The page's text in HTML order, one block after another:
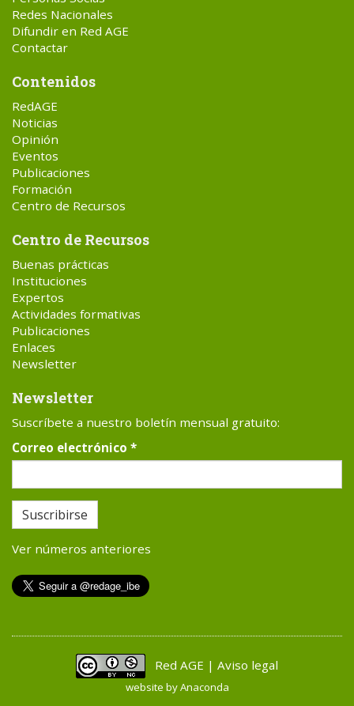
Redes Nacionales
Difundir en Red AGE
Contactar
Contenidos
RedAGE
Noticias
Opinión
Eventos
Publicaciones
Formación
Centro de Recursos
Centro de Recursos
Buenas prácticas
Instituciones
Expertos
Actividades formativas
Publicaciones
Enlaces
Newsletter
Newsletter
Suscríbete a nuestro boletín mensual gratuito:
Correo electrónico *
Suscribirse
Ver números anteriores
Red AGE | Aviso legal
website byAnaconda